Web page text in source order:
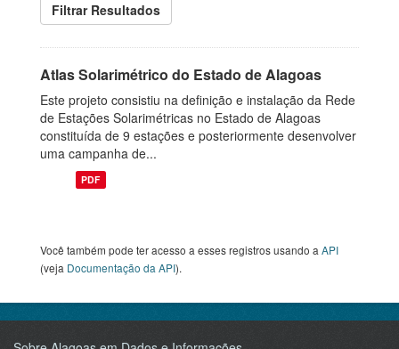
Filtrar Resultados
Atlas Solarimétrico do Estado de Alagoas
Este projeto consistiu na definição e instalação da Rede
de Estações Solarimétricas no Estado de Alagoas
constituída de 9 estações e posteriormente desenvolver
uma campanha de...
PDF
Você também pode ter acesso a esses registros usando a API
(veja Documentação da API).